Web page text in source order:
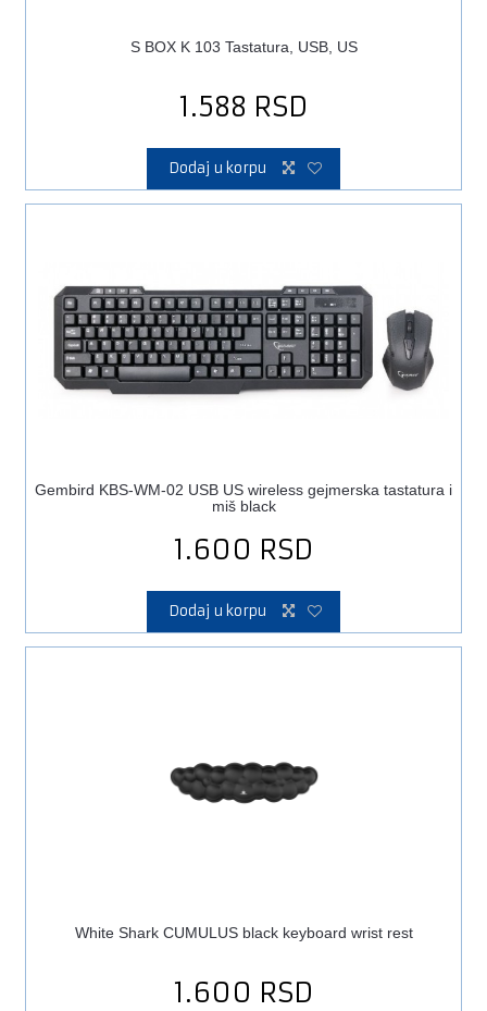
S BOX K 103 Tastatura, USB, US
1.588 RSD
Dodaj u korpu
Gembird KBS-WM-02 USB US wireless gejmerska tastatura i
miš black
1.600 RSD
Dodaj u korpu
White Shark CUMULUS black keyboard wrist rest
1.600 RSD